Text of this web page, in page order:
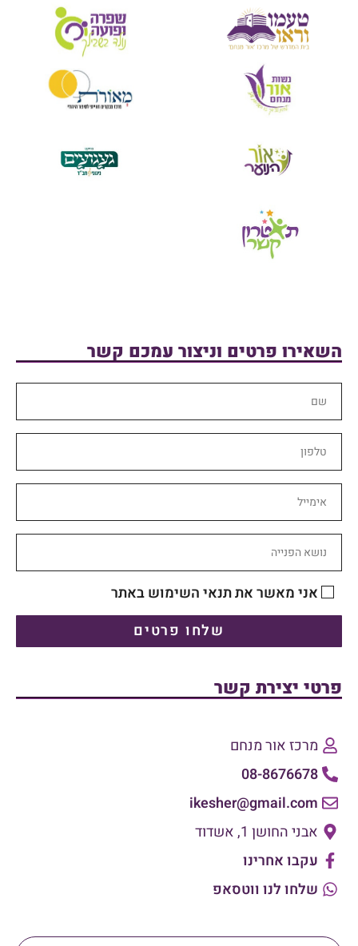
השאירו פרטים וניצור עמכם קשר
אני מאשר את תנאי השימוש באתר
שלחו פרטים
פרטי יצירת קשר
מרכז אור מנחם
08-8676678
ikesher@gmail.com
אבני החושן 1, אשדוד
עקבו אחרינו
שלחו לנו ווטסאפ